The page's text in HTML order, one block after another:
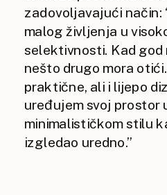
zadovoljavajući način:
malog življenja u
selektivnosti. Kad god
nešto drugo mora
praktične, ali i lijepo
uređujem svoj prostor
minimalističkom stilu
izgledao uredno.”